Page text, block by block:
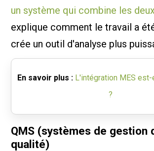
un système qui combine les
explique comment le travail a
crée un outil d'analyse plus
En savoir plus : L'intégration MES
?
QMS (systèmes de gestion
qualité)